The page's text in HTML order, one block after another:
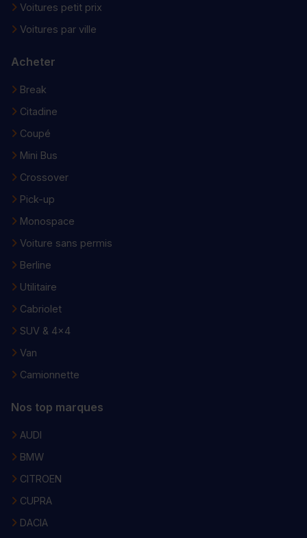
Voitures petit prix
Voitures par ville
Acheter
Break
Citadine
Coupé
Mini Bus
Crossover
Pick-up
Monospace
Voiture sans permis
Berline
Utilitaire
Cabriolet
SUV & 4x4
Van
Camionnette
Nos top marques
AUDI
BMW
CITROEN
CUPRA
DACIA